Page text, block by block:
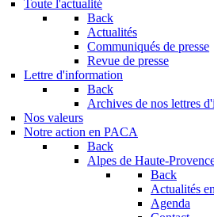
Toute l'actualité
Back
Actualités
Communiqués de presse
Revue de presse
Lettre d'information
Back
Archives de nos lettres
Nos valeurs
Notre action en PACA
Back
Alpes de Haute-
Back
Actualités
Agenda